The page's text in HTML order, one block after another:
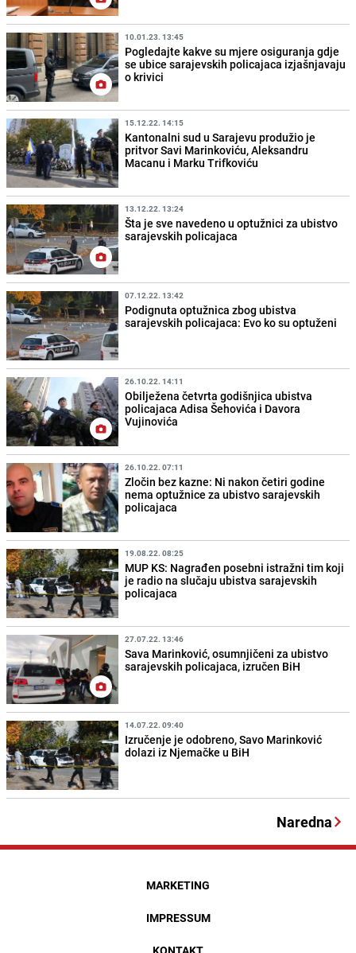
10.01.23. 13:45
Pogledajte kakve su mjere osiguranja gdje
se ubice sarajevskih policajaca izjašnjavaju
o krivici
15.12.22. 14:15
Kantonalni sud u Sarajevu produžio je
pritvor Savi Marinkoviću, Aleksandru
Macanu i Marku Trifkoviću
13.12.22. 13:24
Šta je sve navedeno u optužnici za ubistvo
sarajevskih policajaca
07.12.22. 13:42
Podignuta optužnica zbog ubistva
sarajevskih policajaca: Evo ko su optuženi
26.10.22. 14:11
Obilježena četvrta godišnjica ubistva
policajaca Adisa Šehovića i Davora
Vujinovića
26.10.22. 07:11
Zločin bez kazne: Ni nakon četiri godine
nema optužnice za ubistvo sarajevskih
policajaca
19.08.22. 08:25
MUP KS: Nagrađen posebni istražni tim koji
je radio na slučaju ubistva sarajevskih
policajaca
27.07.22. 13:46
Sava Marinković, osumnjičeni za ubistvo
sarajevskih policajaca, izručen BiH
14.07.22. 09:40
Izručenje je odobreno, Savo Marinković
dolazi iz Njemačke u BiH
Naredna
MARKETING
IMPRESSUM